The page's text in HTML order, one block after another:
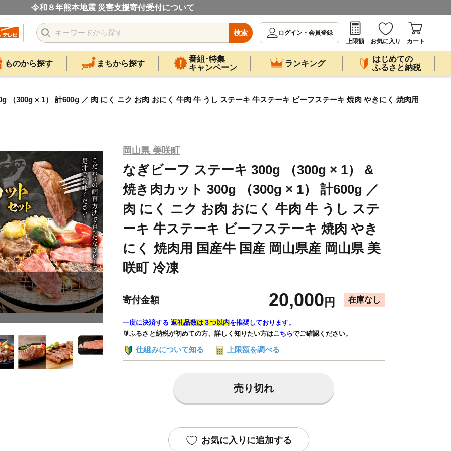
令和８年熊本地震 災害支援寄付受付について
検索
ログイン・会員登録
上限額
お気に入り カート
ものから探す まちから探す
番組･特集
キャンペーン
ランキング
はじめての
ふるさと納税
（300g × 1） 計600g ／ 肉 にく ニク お肉 おにく 牛肉 牛 うし ステーキ 牛ステーキ ビーフステーキ 焼肉 やきにく 焼肉用
岡山県 美咲町
なぎビーフ ステーキ 300g （300g × 1） &
焼き肉カット 300g （300g × 1） 計600g ／
肉 にく ニク お肉 おにく 牛肉 牛 うし ステ
ーキ 牛ステーキ ビーフステーキ 焼肉 やき
にく 焼肉用 国産牛 国産 岡山県産 岡山県 美
咲町 冷凍
寄付金額 20,000 円 在庫なし
一度に決済する 返礼品数は３つ以内を推奨しております。
🔰ふるさと納税が初めての方、詳しく知りたい方はこちらでご確認ください。
仕組みについて知る 上限額を調べる
売り切れ
お気に入りに追加する